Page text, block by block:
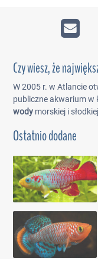
Czy wiesz, że
W 2005 r. w Atlancie
publiczne akwarium
wody morskiej i
Ostatnio dodane